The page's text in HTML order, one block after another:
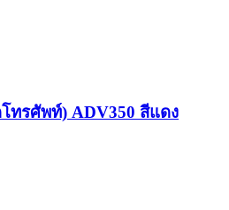
ทรศัพท์) ADV350 สีแดง